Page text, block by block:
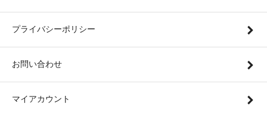
プライバシーポリシー
お問い合わせ
マイアカウント